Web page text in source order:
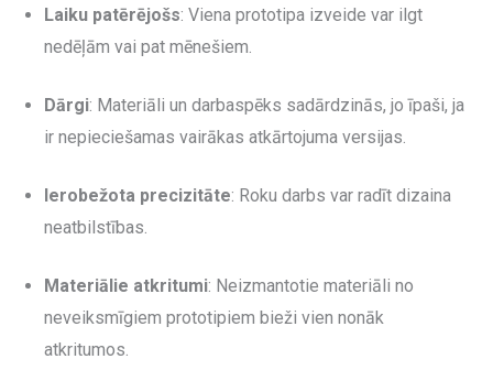
Laiku patērējošs: Viena prototipa izveide var ilgt
nedēļām vai pat mēnešiem.
Dārgi: Materiāli un darbaspēks sadārdzinās, jo īpaši, ja
ir nepieciešamas vairākas atkārtojuma versijas.
Ierobežota precizitāte: Roku darbs var radīt dizaina
neatbilstības.
Materiālie atkritumi: Neizmantotie materiāli no
neveiksmīgiem prototipiem bieži vien nonāk
atkritumos.